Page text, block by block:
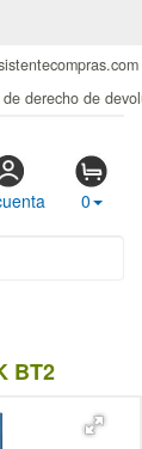
derecho de
0
BT2